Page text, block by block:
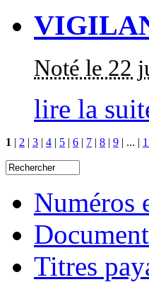
Noté le 22
lire la
1 | 2 | 3 | 4 | 5 | 6 | 7 | 8 | 9 | ... |
Numéros
Titres